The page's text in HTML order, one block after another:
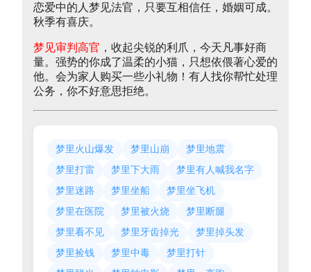
恋爱中的人梦见法官，只要互相信任，婚姻可成。
秋季有喜庆。
梦见审判高官 ，收起尖锐的利爪，今天凡事好商
量。强势的你成了温柔的小猫，只想依偎著心爱的
他。会为家人购买一些小礼物！有人找你帮忙处理
公务，你不好意思拒绝。
梦里火山爆发 梦里山崩
梦里地震
梦里打雷
梦里下大雨
梦里有人喊我名字
梦里迷路
梦里坐船
梦里坐飞机
梦里在医院
梦里被火烧
梦里断腿
梦里看不见
梦里牙齿掉光
梦里掉头发
梦里捡钱
梦里中毒
梦里打针